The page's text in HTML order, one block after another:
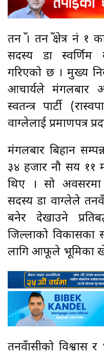
तनहुँ । तनहुँ क्षेत्र नं १
सदस्य डा स्वर्णिम
गरिएको छ । मुख्य
आचार्यले मंगलबार
स्वतन्त्र पार्टी
वाग्लेलाई प्रमाणपत्र
मंगलबार बिहान
३४ हजार नौ सय ११
थिए । सो अवसरमा
सदस्य डा वाग्लेले
बनेर देखाउने
जिल्लाको विकासका
लागि आफूले भूमिका
तनहुँवासीको विश्वास